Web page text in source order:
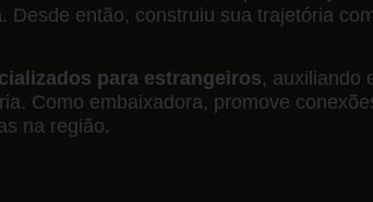
então, construiu sua trajetória
para estrangeiros, auxiliando
Como embaixadora, promove
na região.